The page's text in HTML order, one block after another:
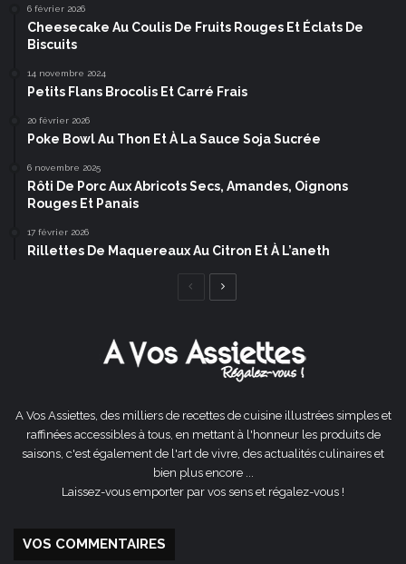
6 février 2026
Cheesecake Au Coulis De Fruits Rouges Et Éclats De
Biscuits
14 novembre 2024
Petits Flans Brocolis Et Carré Frais
20 février 2026
Poke Bowl Au Thon Et À La Sauce Soja Sucrée
6 novembre 2025
Rôti De Porc Aux Abricots Secs, Amandes, Oignons
Rouges Et Panais
17 février 2026
Rillettes De Maquereaux Au Citron Et À L’aneth
Page
A Vos Assiettes, des milliers de recettes de cuisine illustrées simples et
raffinées accessibles à tous, en mettant à l'honneur les produits de
saisons, c'est également de l'art de vivre, des actualités culinaires et
bien plus encore ...
Laissez-vous emporter par vos sens et régalez-vous !
VOS COMMENTAIRES